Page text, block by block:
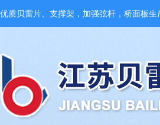
优质贝雷片、支撑架，加强弦杆，桥面板生